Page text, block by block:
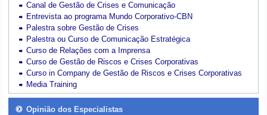
Canal de Gestão de Crises e Comunicação
Entrevista ao programa Mundo Corporativo-CBN
Palestra sobre Gestão de Crises
Palestra ou Curso de Comunicação Estratégica
Curso de Relações com a Imprensa
Curso de Gestão de Riscos e Crises Corporativas
Curso in Company de Gestão de Riscos e Crises Corporativas
Media Training
Opinião dos Especialistas